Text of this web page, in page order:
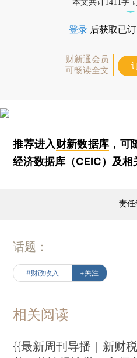
本文共计1411字
登录 后获取已
财新通会员
可畅读全文
推荐进入财新数据库 ，可
经济数据库（CEIC）及相
责
话题：
#财政收入 +关注
相关阅读
{{最新周刊导播｜新财